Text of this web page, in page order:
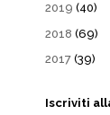
2019 (40)
2018 (69)
2017 (39)
Iscriviti